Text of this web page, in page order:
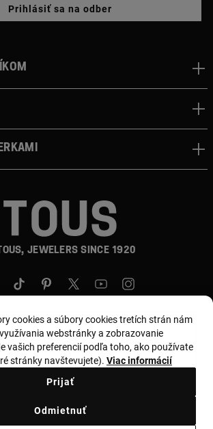
Prihlásiť sa na odber
JEWELERS SINCE 1920
a mena:Slovakia / Euro
cookies a súbory cookies tretích strán nám
webstránky a zobrazovanie
vašich preferencií podľa toho, ako používate
stránky navštevujete). Viac informácií
Odmietnuť
Prijať